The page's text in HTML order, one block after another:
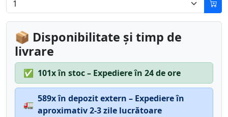
📦 Disponibilitate și timp de
livrare
✅ 101x în stoc – Expediere în 24 de ore
🚛
589x în depozit extern – Expediere în
aproximativ 2-3 zile lucrătoare